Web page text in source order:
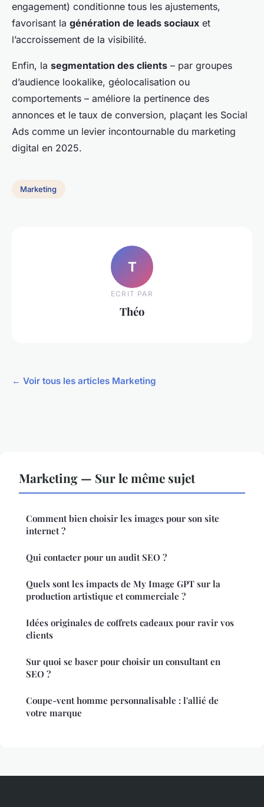
engagement) conditionne tous les ajustements,
favorisant la génération de leads sociaux et
l’accroissement de la visibilité.
Enfin, la segmentation des clients – par groupes
d’audience lookalike, géolocalisation ou
comportements – améliore la pertinence des
annonces et le taux de conversion, plaçant les Social
Ads comme un levier incontournable du marketing
digital en 2025.
Marketing
T
ECRIT PAR
Théo
← Voir tous les articles Marketing
Marketing — Sur le même sujet
Comment bien choisir les images pour son site
internet ?
Qui contacter pour un audit SEO ?
Quels sont les impacts de My Image GPT sur la
production artistique et commerciale ?
Idées originales de coffrets cadeaux pour ravir vos
clients
Sur quoi se baser pour choisir un consultant en
SEO ?
Coupe-vent homme personnalisable : l'allié de
votre marque